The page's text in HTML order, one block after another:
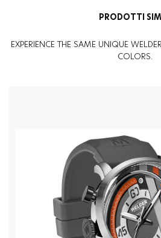
:
16.6Mm
Anti
PRODOTTI
EXPERIENCE THE SAME UNIQUE
COLORS.